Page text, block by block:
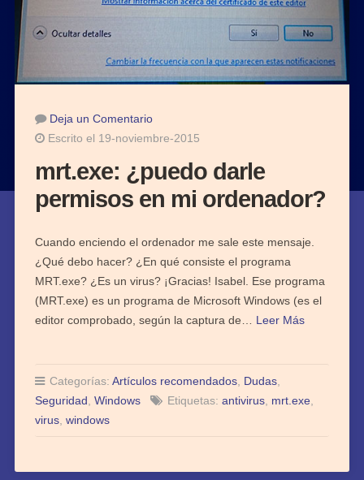
Deja un Comentario
Escrito el 19-noviembre-2015
mrt.exe: ¿puedo darle
permisos en mi ordenador?
Cuando enciendo el ordenador me sale este mensaje.
¿Qué debo hacer? ¿En qué consiste el programa
MRT.exe? ¿Es un virus? ¡Gracias! Isabel. Ese programa
(MRT.exe) es un programa de Microsoft Windows (es el
editor comprobado, según la captura de… Leer Más
Categorías: Artículos recomendados, Dudas,
Seguridad Windows Etiquetas: antivirus, mrt.exe,
virus, windows